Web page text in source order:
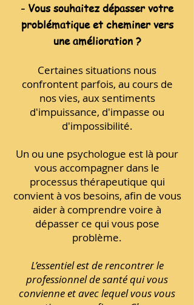
- Vous souhaitez dépasser votre
problématique et cheminer vers
une amélioration ?
Certaines situations nous
confrontent parfois, au cours de
nos vies, aux sentiments
d'impuissance, d'impasse ou
d'impossibilité.
Un ou une psychologue est là pour
vous accompagner dans le
processus thérapeutique qui
convient à vos besoins, afin de vous
aider à comprendre voire à
dépasser ce qui vous pose
problème.
L’essentiel est de rencontrer le
professionnel de santé qui vous
convienne et avec lequel vous vous